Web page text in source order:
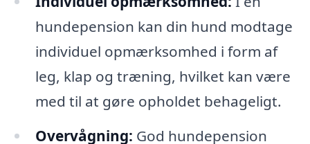
hundepension kan din hund modtage
individuel opmærksomhed i form af
leg, klap og træning, hvilket kan være
med til at gøre opholdet behageligt.
Overvågning: God hundepension